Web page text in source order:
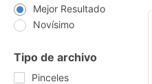
Mejor Resultado
Novísimo
Tipo de archivo
Pinceles